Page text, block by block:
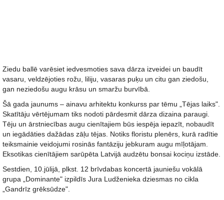
Ziedu ballē varēsiet iedvesmoties sava dārza izveidei un baudīt
vasaru, veldzējoties rožu, liliju, vasaras puķu un citu gan ziedošu,
gan neziedošu augu krāsu un smaržu burvībā.
Šā gada jaunums – ainavu arhitektu konkurss par tēmu „Tējas laiks".
Skatītāju vērtējumam tiks nodoti pārdesmit dārza dizaina paraugi.
Tēju un ārstniecības augu cienītajiem būs iespēja iepazīt, nobaudīt
un iegādāties dažādas zāļu tējas. Notiks floristu plenērs, kurā radītie
teiksmainie veidojumi rosinās fantāziju jebkuram augu mīļotājam.
Eksotikas cienītājiem sarūpēta Latvijā audzētu bonsai kociņu izstāde.
Sestdien, 10.jūlijā, plkst. 12 brīvdabas koncertā jauniešu vokālā
grupa „Dominante" izpildīs Jura Ludženieka dziesmas no cikla
„Gandrīz grēksūdze".